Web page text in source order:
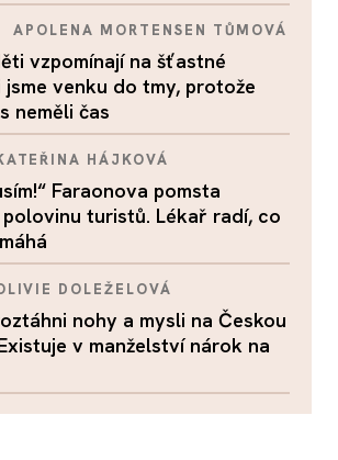
APOLENA MORTENSEN TŮMOVÁ
vzpomínají na šťastné
venku do tmy, protože
neměli čas
HÁJKOVÁ
Faraonova pomsta
turistů. Lékař radí, co
DOLEŽELOVÁ
nohy a mysli na Českou
v manželství nárok na